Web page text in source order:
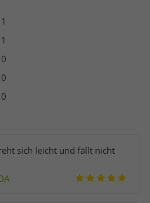
1
1
0
0
0
sich leicht und fällt nicht